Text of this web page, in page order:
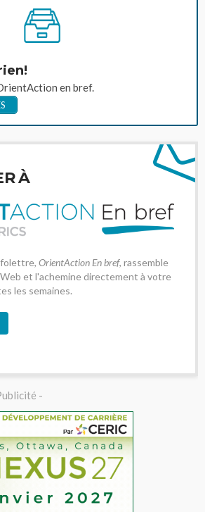
en bref.
À
OrientAction En bref, rassemble
et l'achemine directement à votre
les semaines.
-